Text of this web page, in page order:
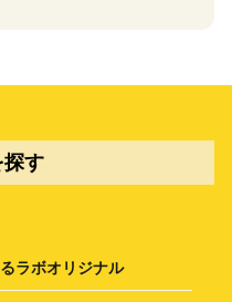
探す
ラボオリジナル